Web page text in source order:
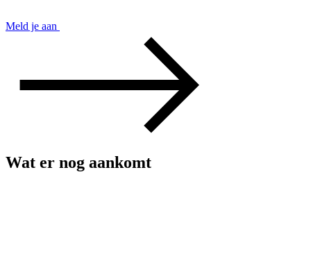
Meld je aan
Wat er nog aankomt